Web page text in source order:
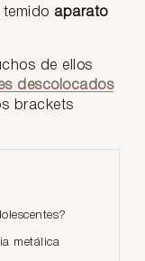
aparato
de ellos
descolocados
brackets
metálica